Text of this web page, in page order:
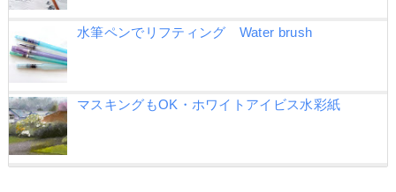
水筆ペンでリフティング Water brush
マスキングもOK・ホワイトアイビス水彩紙